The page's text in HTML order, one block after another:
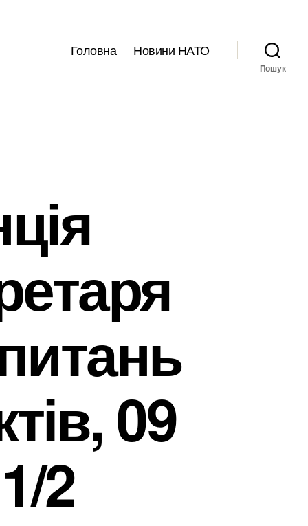
Головна Новини НАТО
Пошук
09
2